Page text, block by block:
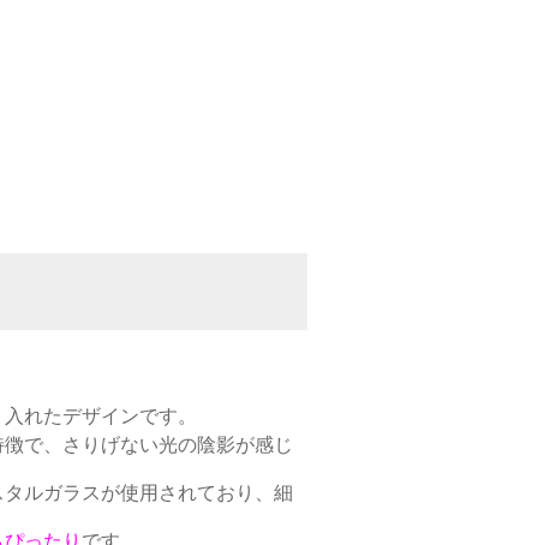
れたデザインです。
で、さりげない光の陰影が感じ
ルガラスが使用されており、細
ったり です。